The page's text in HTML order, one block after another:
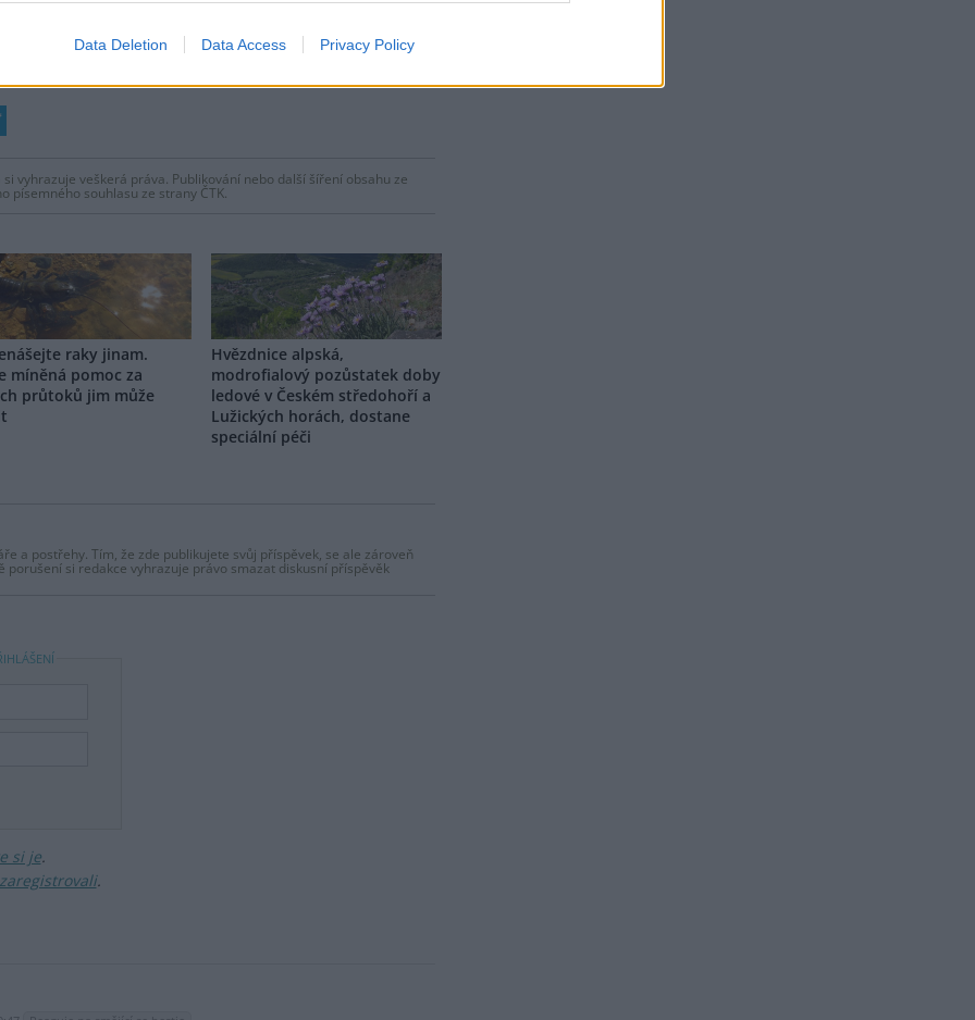
Data Deletion Data Access Privacy Policy
vyhrazuje veškerá práva. Publikování nebo další šíření obsahu ze
písemného souhlasu ze strany ČTK.
raky jinam.
míněná pomoc za
průtoků jim může
Hvězdnice alpská,
modrofialový pozůstatek doby
ledové v Českém středohoří a
Lužických horách, dostane
speciální péči
a postřehy. Tím, že zde publikujete svůj příspěvek, se ale zároveň
porušení si redakce vyhrazuje právo smazat diskusní příspěvěk
si je.
zaregistrovali.